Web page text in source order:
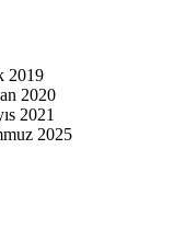
2019
2020
2021
2025